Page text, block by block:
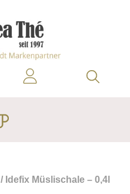
/ Idefix Müslischale – 0,4l